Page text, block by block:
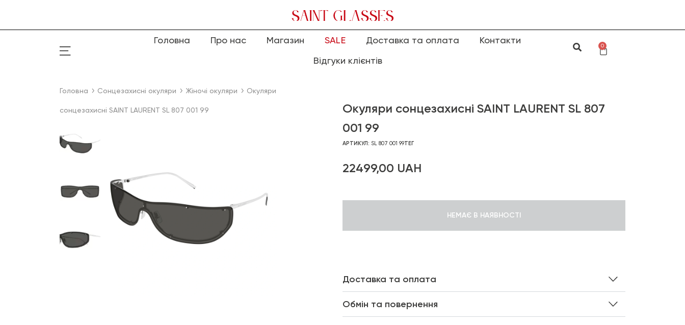
Головна Про нас Магазин SALE Доставка та оплата
Контакти
Відгуки клієнтів
0
Головна Сонцезахисні окуляри Жіночі окуляри Окуляри
сонцезахисні SAINT LAURENT SL 807 001 99
Окуляри сонцезахисні SAINT LAURENT SL 807
001 99
АРТИКУЛ: SL 807 001 99ТЕГ
22499,00 UAH
НЕМАЄ В НАЯВНОСТІ
Доставка та оплата
Обмін та повернення